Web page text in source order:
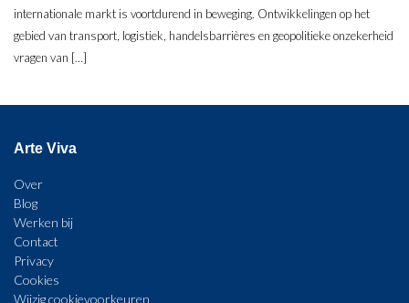
internationale markt is voortdurend in beweging. Ontwikkelingen op het
gebied van transport, logistiek, handelsbarrières en geopolitieke onzekerheid
vragen van […]
Arte Viva
Over
Blog
Werken bij
Contact
Privacy
Cookies
Wijzig cookievoorkeuren